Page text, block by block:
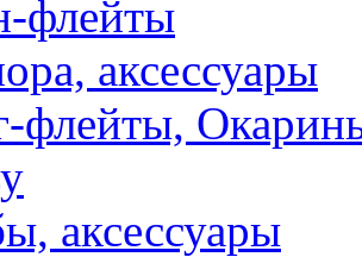
флейты
аксессуары
флейты,
аксессуары